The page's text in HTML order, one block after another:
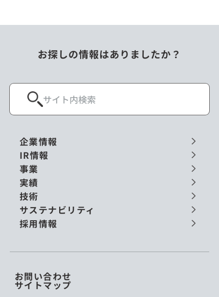
お探しの情報はありましたか？
企業情報
IR情報
事業
実績
技術
サステナビリティ
採用情報
お問い合わせ
サイトマップ